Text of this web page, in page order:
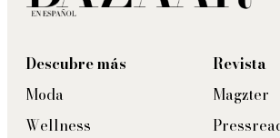
Descubre más
Moda
Wellness
Revista
Magzter